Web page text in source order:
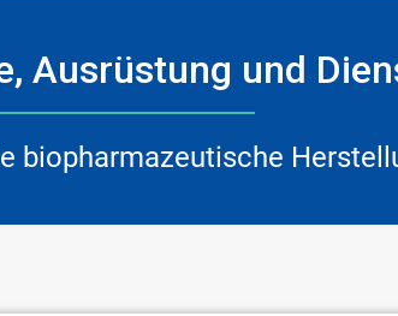
Ausrüstung und
biopharmazeutische